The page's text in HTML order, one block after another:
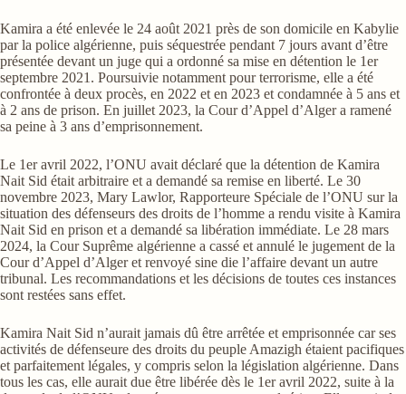
Kamira a été enlevée le 24 août 2021 près de son domicile en Kabylie
par la police algérienne, puis séquestrée pendant 7 jours avant d’être
présentée devant un juge qui a ordonné sa mise en détention le 1er
septembre 2021. Poursuivie notamment pour terrorisme, elle a été
confrontée à deux procès, en 2022 et en 2023 et condamnée à 5 ans et
à 2 ans de prison. En juillet 2023, la Cour d’Appel d’Alger a ramené
sa peine à 3 ans d’emprisonnement.
Le 1er avril 2022, l’ONU avait déclaré que la détention de Kamira
Nait Sid était arbitraire et a demandé sa remise en liberté. Le 30
novembre 2023, Mary Lawlor, Rapporteure Spéciale de l’ONU sur la
situation des défenseurs des droits de l’homme a rendu visite à Kamira
Nait Sid en prison et a demandé sa libération immédiate. Le 28 mars
2024, la Cour Suprême algérienne a cassé et annulé le jugement de la
Cour d’Appel d’Alger et renvoyé sine die l’affaire devant un autre
tribunal. Les recommandations et les décisions de toutes ces instances
sont restées sans effet.
Kamira Nait Sid n’aurait jamais dû être arrêtée et emprisonnée car ses
activités de défenseure des droits du peuple Amazigh étaient pacifiques
et parfaitement légales, y compris selon la législation algérienne. Dans
tous les cas, elle aurait due être libérée dès le 1er avril 2022, suite à la